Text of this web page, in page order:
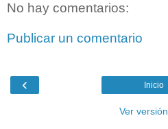
No hay comentarios:
Publicar un comentario
‹ Inicio
Ver